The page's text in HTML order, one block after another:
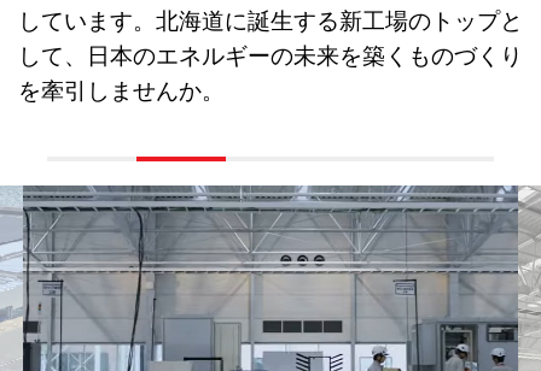
しています。北海道に誕生する新工場のトップと
して、日本のエネルギーの未来を築くものづくり
を牽引しませんか。